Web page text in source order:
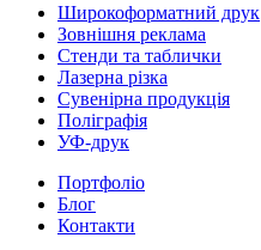
Широкоформатний друк
Зовнішня реклама
Стенди та таблички
Лазерна різка
Сувенірна продукція
Поліграфія
УФ-друк
Портфоліо
Блог
Контакти